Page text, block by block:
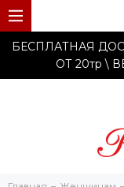
БЕСПЛАТНАЯ
ОТ 20тр \